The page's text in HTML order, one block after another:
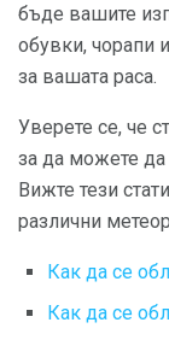
бъде вашите
обувки, чорапи
за вашата раса.
Уверете се, че
за да можете да
Вижте тези
различни
Как да се
Как да се